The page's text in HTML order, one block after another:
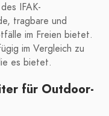
IFAK-
tragbare und
im Freien bietet.
im Vergleich zu
es bietet.
für Outdoor-